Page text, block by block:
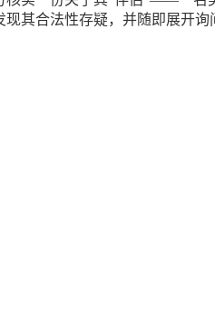
其合法性存疑，并随即展开询